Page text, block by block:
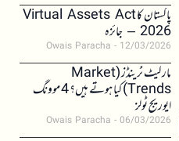
پاکستان کا Virtual Assets Act
2026 – جائزہ
Owais Paracha 12/03/2026
مارکیٹ ٹرینڈز (Market
Trends) کیا ہوتے ہیں؟ 4 موونگ
ایوریج ٹولز
Owais Paracha 06/03/2026